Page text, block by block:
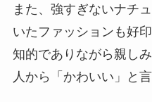
また、強すぎないナチ
いたファッションも好印
知的でありながら親し
人から「かわいい」と